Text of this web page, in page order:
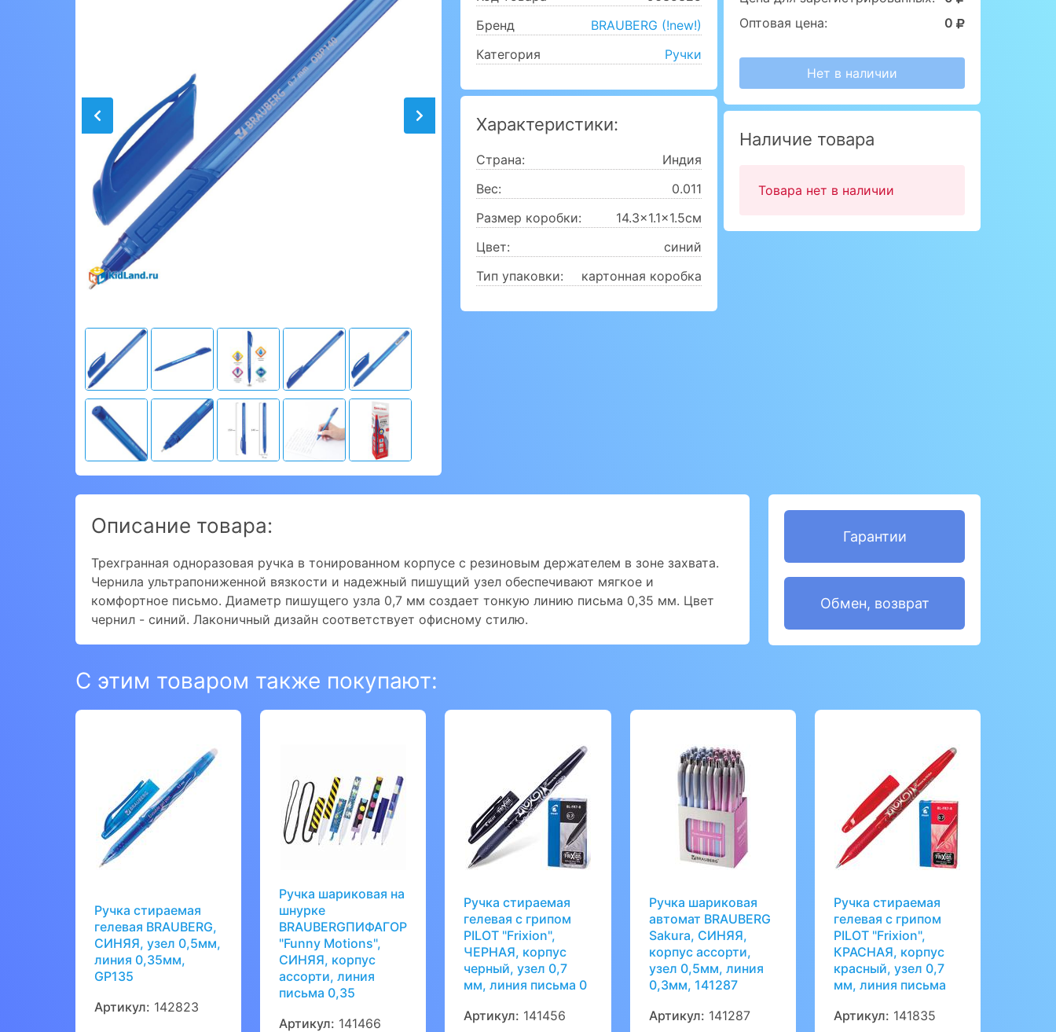
Бренд
BRAUBERG (!new!)
Категория
Ручки
Характеристики:
Страна:
Индия
Вес:
0.011
Размер коробки:
14.3x1.1x1.5см
Цвет:
синий
Тип упаковки:
картонная коробка
Оптовая цена:
0
Нет в наличии
Наличие товара
Товара нет в наличии
Описание товара:
Трехгранная одноразовая ручка в тонированном корпусе с резиновым держателем в зоне захвата.
Чернила ультрапониженной вязкости и надежный пишущий узел обеспечивают мягкое и
комфортное письмо. Диаметр пишущего узла 0,7 мм создает тонкую линию письма 0,35 мм. Цвет
чернил - синий. Лаконичный дизайн соответствует офисному стилю.
Гарантии
Обмен, возврат
С этим товаром также покупают:
Ручка стираемая
гелевая BRAUBERG,
СИНЯЯ, узел 0,5мм,
линия 0,35мм,
GP135
Артикул: 142823
Ручка шариковая на
шнурке
BRAUBERGПИФАГОР
"Funny Motions",
СИНЯЯ, корпус
ассорти, линия
письма 0,35
Артикул: 141466
Ручка стираемая
гелевая с грипом
PILOT "Frixion",
ЧЕРНАЯ, корпус
черный, узел 0,7
мм, линия письма 0
Артикул: 141456
Ручка шариковая
автомат BRAUBERG
Sakura, СИНЯЯ,
корпус ассорти,
узел 0,5мм, линия
0,3мм, 141287
Артикул: 141287
Ручка стираемая
гелевая с грипом
PILOT "Frixion",
КРАСНАЯ, корпус
красный, узел 0,7
мм, линия письма
Артикул: 141835